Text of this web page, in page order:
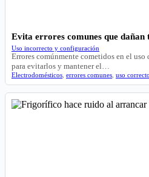
Evita errores comunes que dañan
Uso incorrecto y configuración
Errores comúnmente cometidos en el
para evitarlos y mantener el…
Electrodomésticos errores comunes uso correcto